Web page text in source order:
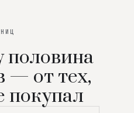
половина
— от тех,
покупал